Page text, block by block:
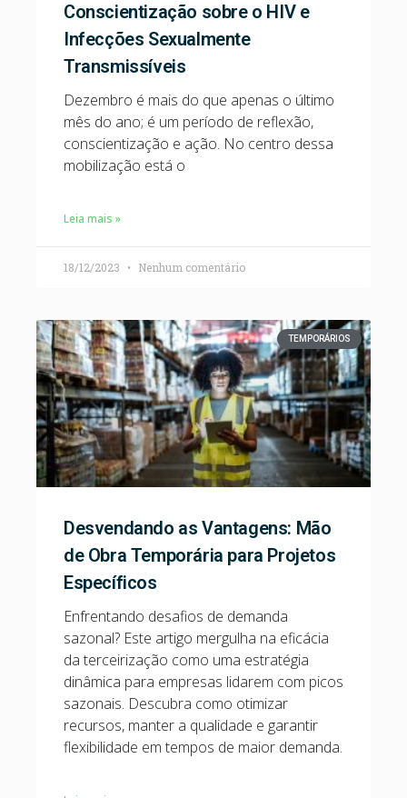
Conscientização sobre o HIV e
Infecções Sexualmente
Transmissíveis
Dezembro é mais do que apenas o último
mês do ano; é um período de reflexão,
conscientização e ação. No centro dessa
mobilização está o
Leia mais »
18/12/2023 Nenhum comentário
TEMPORÁRIOS
Desvendando as Vantagens: Mão
de Obra Temporária para Projetos
Específicos
Enfrentando desafios de demanda
sazonal? Este artigo mergulha na eficácia
da terceirização como uma estratégia
dinâmica para empresas lidarem com picos
sazonais. Descubra como otimizar
recursos, manter a qualidade e garantir
flexibilidade em tempos de maior demanda.